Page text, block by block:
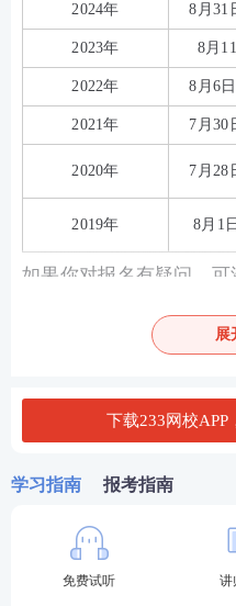
2024年 8月31
2023年 8月
2022年 8月6
2021年 7月30
2020年 7月28
2019年 8月1
如果你对报名有疑问，可
↓↓扫码加经济
二、北京经济师报考科目
展
下载233网校APP
学习指南 报考指南
免费试听 讲